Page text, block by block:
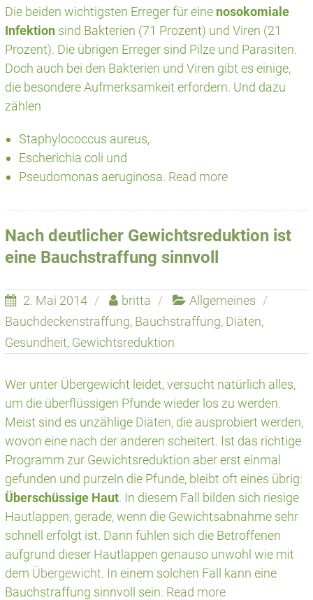
Die beiden wichtigsten Erreger für eine nosokomiale
Infektionsind Bakterien (71 Prozent) und Viren (21
Prozent). Die übrigen Erreger sind Pilze und Parasiten.
Doch auch bei den Bakterien und Viren gibt es einige,
die besondere Aufmerksamkeit erfordern. Und dazu
zählen
Staphylococcus aureus,
Escherichia coli und
Pseudomonas aeruginosa. Read more
Nach deutlicher Gewichtsreduktion ist
eine Bauchstraffung sinnvoll
2. Mai 2014 britta
Allgemeines
Bauchdeckenstraffung, Bauchstraffung, Diäten,
Gesundheit, Gewichtsreduktion
Wer unter Übergewicht leidet, versucht natürlich alles,
um die überflüssigen Pfunde wieder los zu werden.
Meist sind es unzählige Diäten, die ausprobiert werden,
wovon eine nach der anderen scheitert. Ist das richtige
Programm zur Gewichtsreduktion aber erst einmal
gefunden und purzeln die Pfunde, bleibt oft eines übrig:
Überschüssige Haut. In diesem Fall bilden sich riesige
Hautlappen, gerade, wenn die Gewichtsabnahme sehr
schnell erfolgt ist. Dann fühlen sich die Betroffenen
aufgrund dieser Hautlappen genauso unwohl wie mit
dem Übergewicht. In einem solchen Fall kann eine
Bauchstraffung sinnvoll sein. Read more